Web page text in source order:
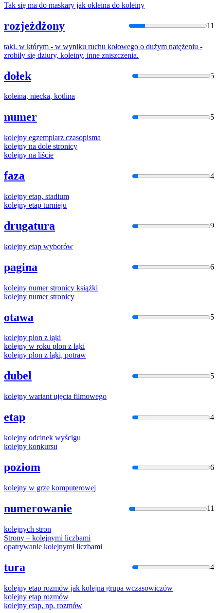
Tak się ma do maskary jak okleina do koleiny
rozjeżdżony 11
taki, w którym - w wyniku ruchu kołowego o dużym natężeniu -
zrobiły się dziury, koleiny, inne zniszczenia.
dołek 5
koleina, niecka, kotlina
numer 5
kolejny egzemplarz czasopisma
kolejny na dole stronicy
kolejny na liście
faza 4
kolejny etap, stadium
kolejny etap turnieju
drugatura 9
kolejny etap wyborów
pagina 6
kolejny numer stronicy książki
kolejny numer stronicy
otawa 5
kolejny plon z łąki
kolejny w roku plon z łąki
kolejny plon z łąki, potraw
dubel 5
kolejny wariant ujęcia filmowego
etap 4
kolejny odcinek wyścigu
kolejny konkursu
poziom 6
kolejny w grze komputerowej
numerowanie 11
kolejnych stron
Strony – kolejnymi liczbami
opatrywanie kolejnymi liczbami
tura 4
kolejny etap rozmów jak kolejna grupa wczasowiczów
kolejny etap rozmów
kolejny etap, np. rozmów